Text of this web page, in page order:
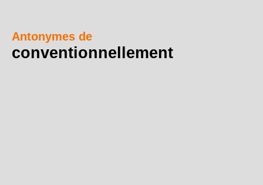
Antonymes de
conventionnellement